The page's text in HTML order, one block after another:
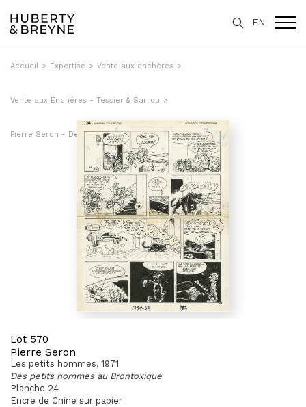
EN
Accueil > Expertise > Vente aux enchères >
Vente aux Enchéres - Tessier & Sarrou >
Pierre Seron - Des petits hommes au Brontoxique
Lot 570
Pierre Seron
Les petits hommes, 1971
Des petits hommes au Brontoxique
Planche 24
Encre de Chine sur papier